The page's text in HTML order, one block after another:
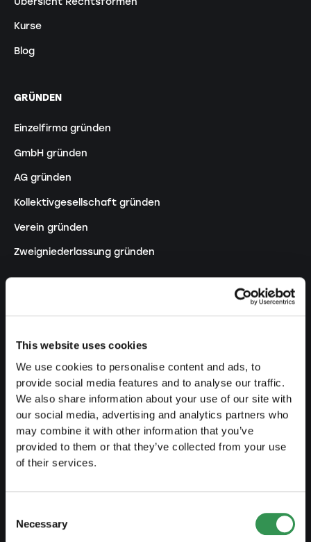
This website uses cookies
We use cookies to personalise content and ads, to
provide social media features and to analyse our traffic.
We also share information about your use of our site with
our social media, advertising and analytics partners who
may combine it with other information that you’ve
provided to them or that they’ve collected from your use
of their services.
Selection
Necessary
Kurse
Blog
GRÜNDEN
Einzelfirma gründen
GmbH gründen
AG gründen
Kollektivgesellschaft gründen
Verein gründen
Zweigniederlassung gründen
Umwandlung EF in AG
Umwandlung KlG in GmbH
Umwandlung KlG in AG
Statutenänderung
Buchhaltung outsourcen